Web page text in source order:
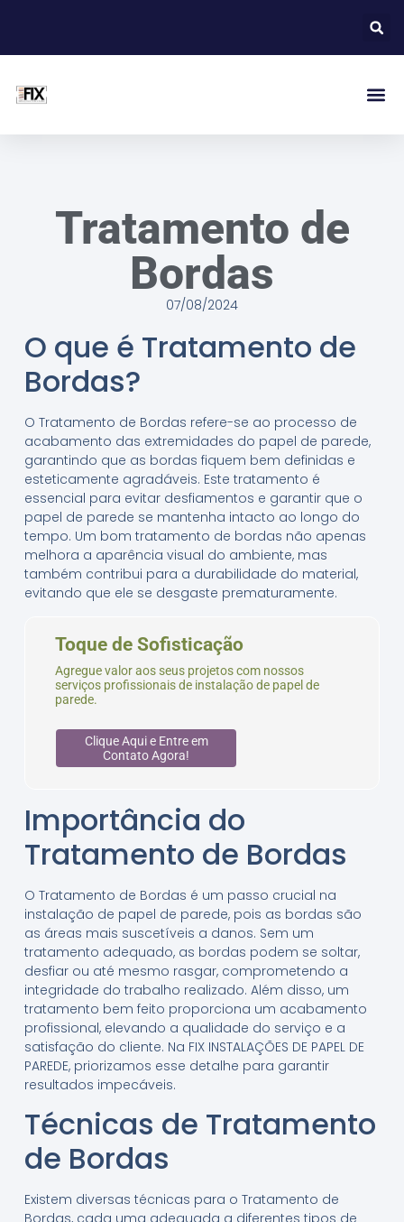
Tratamento de
Bordas
07/08/2024
O que é Tratamento de
Bordas?
O Tratamento de Bordas refere-se ao processo de
acabamento das extremidades do papel de parede,
garantindo que as bordas fiquem bem definidas e
esteticamente agradáveis. Este tratamento é
essencial para evitar desfiamentos e garantir que o
papel de parede se mantenha intacto ao longo do
tempo. Um bom tratamento de bordas não apenas
melhora a aparência visual do ambiente, mas
também contribui para a durabilidade do material,
evitando que ele se desgaste prematuramente.
Toque de Sofisticação
Agregue valor aos seus projetos com nossos
serviços profissionais de instalação de papel de
parede.
Clique Aqui e Entre em
Contato Agora!
Importância do
Tratamento de Bordas
O Tratamento de Bordas é um passo crucial na
instalação de papel de parede, pois as bordas são
as áreas mais suscetíveis a danos. Sem um
tratamento adequado, as bordas podem se soltar,
desfiar ou até mesmo rasgar, comprometendo a
integridade do trabalho realizado. Além disso, um
tratamento bem feito proporciona um acabamento
profissional, elevando a qualidade do serviço e a
satisfação do cliente. Na FIX INSTALAÇÕES DE PAPEL DE
PAREDE, priorizamos esse detalhe para garantir
resultados impecáveis.
Técnicas de Tratamento
de Bordas
Existem diversas técnicas para o Tratamento de
Bordas, cada uma adequada a diferentes tipos de